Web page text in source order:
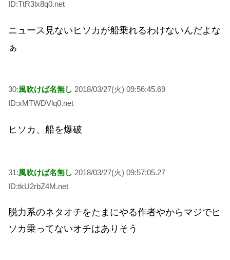
ID:TtR3lx8q0.net
ニュース見ないヒソカが船乗れるわけないんだよな
ぁ
30:風吹けば名無し 2018/03/27(火) 09:56:45.69
ID:xMTWDVlq0.net
ヒソカ、船を爆破
31:風吹けば名無し 2018/03/27(火) 09:57:05.27
ID:tkU2rbZ4M.net
脱力系のネタオチをたまにやる作者やからマジでヒ
ソカ乗ってないオチはありそう